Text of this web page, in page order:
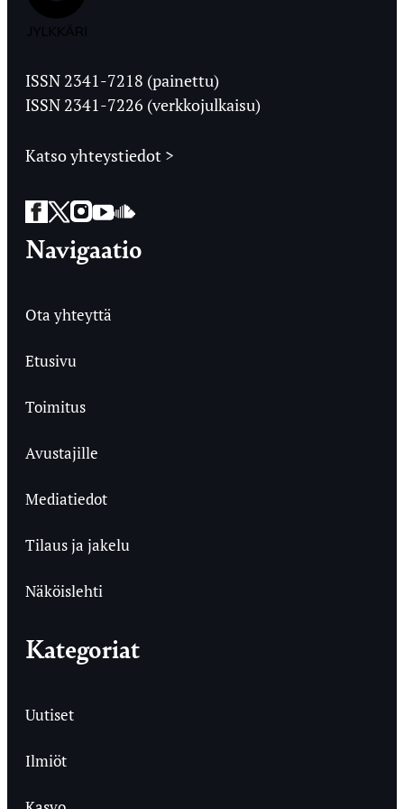
Ylioppilaslehti
ISSN 2341-7218 (painettu)
ISSN 2341-7226 (verkkojulkaisu)
Katso yhteystiedot >
Facebook
Twitter
Instagram
YouTube
SoundCloud
Navigaatio
Ota yhteyttä
Etusivu
Toimitus
Avustajille
Mediatiedot
Tilaus ja jakelu
Näköislehti
Kategoriat
Uutiset
Ilmiöt